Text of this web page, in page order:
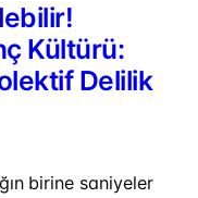
Kültürü:
Delilik
birine saniyeler